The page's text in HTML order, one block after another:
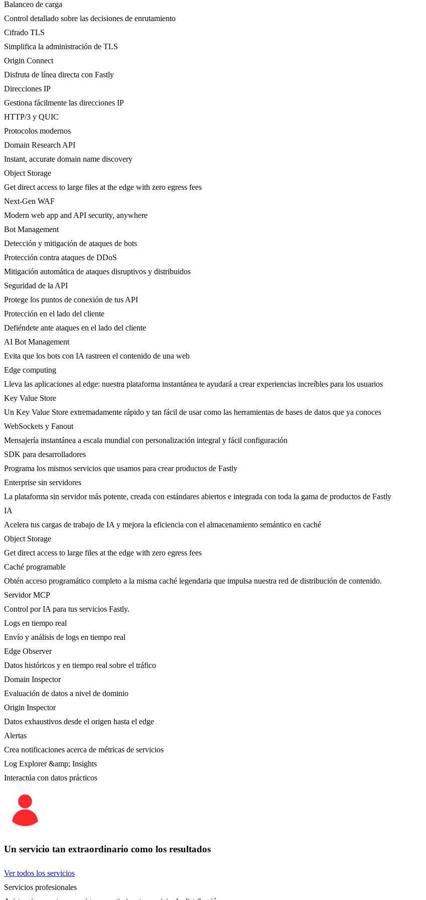
Balanceo de carga
Control detallado sobre las decisiones de enrutamiento
Cifrado TLS
Simplifica la administración de TLS
Origin Connect
Disfruta de línea directa con Fastly
Direcciones IP
Gestiona fácilmente las direcciones IP
HTTP/3 y QUIC
Protocolos modernos
Domain Research API
Instant, accurate domain name discovery
Object Storage
Get direct access to large files at the edge with zero egress fees
Next-Gen WAF
Modern web app and API security, anywhere
Bot Management
Detección y mitigación de ataques de bots
Protección contra ataques de DDoS
Mitigación automática de ataques disruptivos y distribuidos
Seguridad de la API
Protege los puntos de conexión de tus API
Protección en el lado del cliente
Defiéndete ante ataques en el lado del cliente
AI Bot Management
Evita que los bots con IA rastreen el contenido de una web
Edge computing
Lleva las aplicaciones al edge: nuestra plataforma instantánea te ayudará a crear experiencias increíbles para los usuarios
Key Value Store
Un Key Value Store extremadamente rápido y tan fácil de usar como las herramientas de bases de datos que ya conoces
WebSockets y Fanout
Mensajería instantánea a escala mundial con personalización integral y fácil configuración
SDK para desarrolladores
Programa los mismos servicios que usamos para crear productos de Fastly
Enterprise sin servidores
La plataforma sin servidor más potente, creada con estándares abiertos e integrada con toda la gama de productos de Fastly
IA
Acelera tus cargas de trabajo de IA y mejora la eficiencia con el almacenamiento semántico en caché
Object Storage
Get direct access to large files at the edge with zero egress fees
Caché programable
Obtén acceso programático completo a la misma caché legendaria que impulsa nuestra red de distribución de contenido.
Servidor MCP
Control por IA para tus servicios Fastly.
Logs en tiempo real
Envío y análisis de logs en tiempo real
Edge Observer
Datos históricos y en tiempo real sobre el tráfico
Domain Inspector
Evaluación de datos a nivel de dominio
Origin Inspector
Datos exhaustivos desde el origen hasta el edge
Alertas
Crea notificaciones acerca de métricas de servicios
Log Explorer &amp; Insights
Interactúa con datos prácticos
Un servicio tan extraordinario como los resultados
Ver todos los servicios
Servicios profesionales